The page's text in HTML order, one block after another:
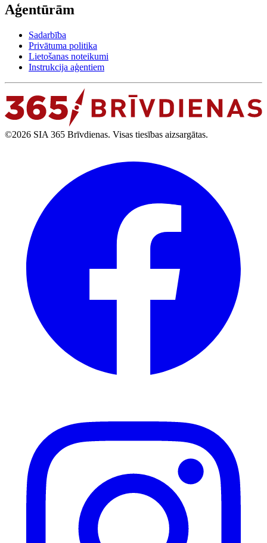
Aģentūrām
Sadarbība
Privātuma politika
Lietošanas noteikumi
Instrukcija aģentiem
©2026 SIA 365 Brīvdienas. Visas tiesības aizsargātas.